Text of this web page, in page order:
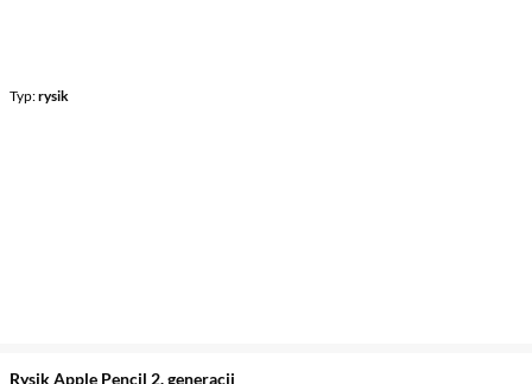
Typ rysik
Rysik Apple Pencil 2. generacji